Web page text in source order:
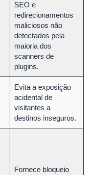
SEO e
redirecionamentos
maliciosos não
detectados pela
maioria dos
scanners de
plugins.
Evita a exposição
acidental de
visitantes a
destinos inseguros.
Fornece bloqueio